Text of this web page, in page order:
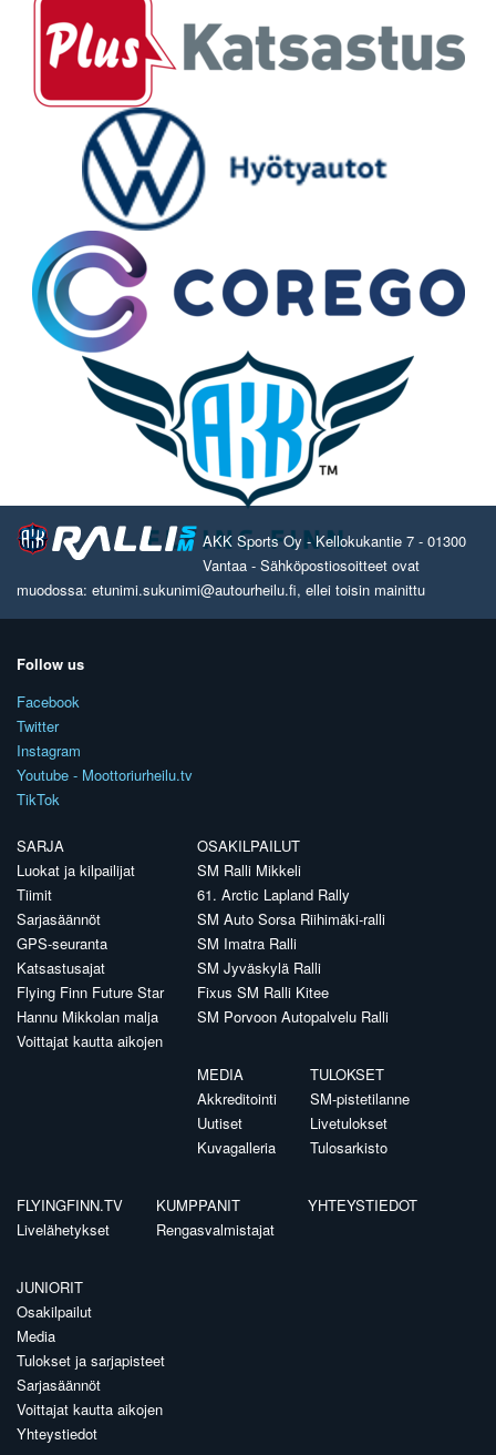
AKK Sports Oy - Kellokukantie 7 - 01300
Vantaa - Sähköpostiosoitteet ovat
muodossa: etunimi.sukunimi@autourheilu.fi, ellei toisin mainittu
Follow us
Facebook
Twitter
Instagram
Youtube - Moottoriurheilu.tv
TikTok
SARJA
Luokat ja kilpailijat
Tiimit
Sarjasäännöt
GPS-seuranta
Katsastusajat
Flying Finn Future Star
Hannu Mikkolan malja
Voittajat kautta aikojen
OSAKILPAILUT
SM Ralli Mikkeli
61. Arctic Lapland Rally
SM Auto Sorsa Riihimäki-ralli
SM Imatra Ralli
SM Jyväskylä Ralli
Fixus SM Ralli Kitee
SM Porvoon Autopalvelu Ralli
MEDIA
Akkreditointi
Uutiset
Kuvagalleria
TULOKSET
SM-pistetilanne
Livetulokset
Tulosarkisto
FLYINGFINN.TV
Livelähetykset
KUMPPANIT
Rengasvalmistajat
YHTEYSTIEDOT
JUNIORIT
Osakilpailut
Media
Tulokset ja sarjapisteet
Sarjasäännöt
Voittajat kautta aikojen
Yhteystiedot